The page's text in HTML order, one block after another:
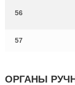
56
57
ОРГАНЫ